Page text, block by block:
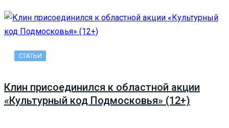
СТАТЬИ
Клин присоединился к областной акции
«Культурный код Подмосковья» (12+)